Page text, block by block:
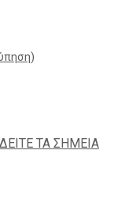
)
ΔΕΙΤΕ ΤΑ ΣΗΜΕΙΑ